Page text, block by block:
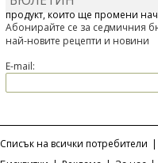
продукт, който ще промени
Абонирайте се за седмичния
най-новите рецепти и новини
E-mail:
Списък на всички потребители |